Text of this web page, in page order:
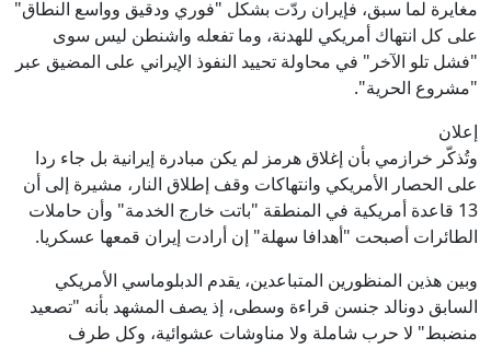
مغايرة لما سبق، فإيران ردّت بشكل "فوري ودقيق وواسع النطاق"
على كل انتهاك أمريكي للهدنة، وما تفعله واشنطن ليس سوى
"فشل تلو الآخر" في محاولة تحييد النفوذ الإيراني على المضيق عبر
"مشروع الحرية".
إعلان
وتُذكّر خرازمي بأن إغلاق هرمز لم يكن مبادرة إيرانية بل جاء ردا
على الحصار الأمريكي وانتهاكات وقف إطلاق النار، مشيرة إلى أن
13 قاعدة أمريكية في المنطقة "باتت خارج الخدمة" وأن حاملات
الطائرات أصبحت "أهدافا سهلة" إن أرادت إيران قمعها عسكريا.
وبين هذين المنظورين المتباعدين، يقدم الدبلوماسي الأمريكي
السابق دونالد جنسن قراءة وسطى، إذ يصف المشهد بأنه "تصعيد
منضبط" لا حرب شاملة ولا مناوشات عشوائية، وكل طرف